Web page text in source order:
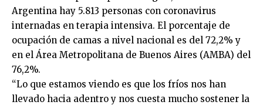
Argentina hay 5.813 personas con coronavirus
internadas en terapia intensiva. El porcentaje de
ocupación de camas a nivel nacional es del 72,2% y
en el Área Metropolitana de Buenos Aires (AMBA) del
76,2%.
“Lo que estamos viendo es que los fríos nos han
llevado hacia adentro y nos cuesta mucho sostener la